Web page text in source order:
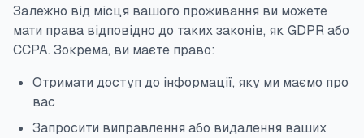
Залежно від місця вашого проживання ви можете
мати права відповідно до таких законів, як GDPR або
CCPA. Зокрема, ви маєте право:
Отримати доступ до інформації, яку ми маємо про
вас
Запросити виправлення або видалення ваших